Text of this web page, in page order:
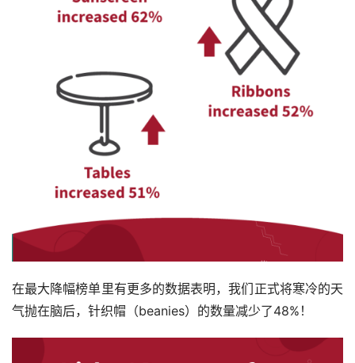
在最大降幅榜单里有更多的数据表明，我们正式将寒冷的天
气抛在脑后，针织帽（beanies）的数量减少了48%！